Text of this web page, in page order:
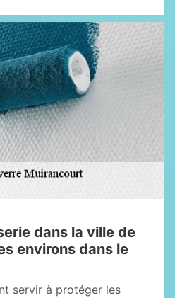
dans la ville de
environs dans le
servir à protéger les